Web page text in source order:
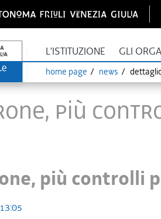
L'ISTITUZIONE GLI
home page news
più
più controlli
13:05